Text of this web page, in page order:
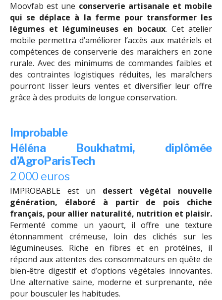
Moovfab est une conserverie artisanale et mobile
qui se déplace à la ferme pour transformer les
légumes et légumineuses en bocaux. Cet atelier
mobile permettra d’améliorer l’accès aux matériels et
compétences de conserverie des maraichers en zone
rurale. Avec des minimums de commandes faibles et
des contraintes logistiques réduites, les maraîchers
pourront lisser leurs ventes et diversifier leur offre
grâce à des produits de longue conservation.
Improbable
Héléna Boukhatmi, diplômée
d’AgroParisTech
2 000 euros
IMPROBABLE est un dessert végétal nouvelle
génération, élaboré à partir de pois chiche
français, pour allier naturalité, nutrition et plaisir.
Fermenté comme un yaourt, il offre une texture
étonnamment crémeuse, loin des clichés sur les
légumineuses. Riche en fibres et en protéines, il
répond aux attentes des consommateurs en quête de
bien-être digestif et d’options végétales innovantes.
Une alternative saine, moderne et surprenante, née
pour bousculer les habitudes.